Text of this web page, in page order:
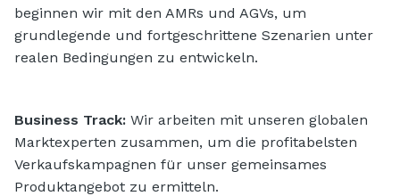
beginnen wir mit den AMRs und AGVs, um
grundlegende und fortgeschrittene Szenarien unter
realen Bedingungen zu entwickeln.
Business Track: Wir arbeiten mit unseren globalen
Marktexperten zusammen, um die profitabelsten
Verkaufskampagnen für unser gemeinsames
Produktangebot zu ermitteln.